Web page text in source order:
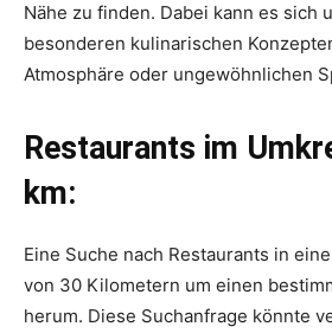
Nähe zu finden. Dabei kann es sich
besonderen kulinarischen
Atmosphäre oder ungewöhnlichen
Restaurants im
km:
Eine Suche nach Restaurants in
von 30 Kilometern um einen
herum. Diese Suchanfrage könnte